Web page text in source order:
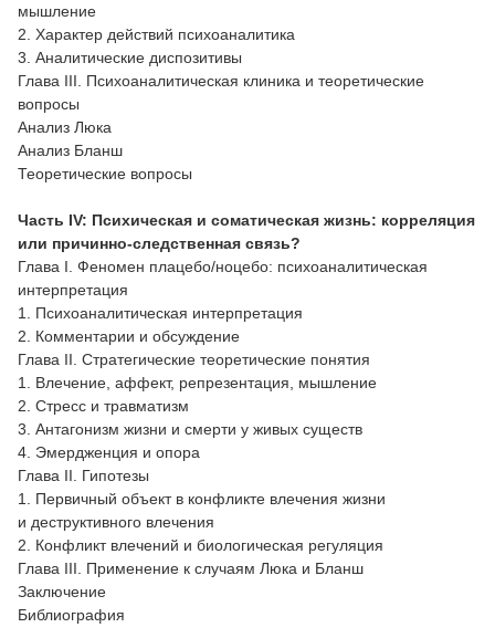
мышление
2. Характер действий психоаналитика
3. Аналитические диспозитивы
Глава III. Психоаналитическая клиника и теоретические
вопросы
Анализ Люка
Анализ Бланш
Теоретические вопросы
Часть IV: Психическая и соматическая жизнь: корреляция
или причинно-следственная связь?
Глава I. Феномен плацебо/ноцебо: психоаналитическая
интерпретация
1. Психоаналитическая интерпретация
2. Комментарии и обсуждение
Глава II. Стратегические теоретические понятия
1. Влечение, аффект, репрезентация, мышление
2. Стресс и травматизм
3. Антагонизм жизни и смерти у живых существ
4. Эмердженция и опора
Глава II. Гипотезы
1. Первичный объект в конфликте влечения жизни
и деструктивного влечения
2. Конфликт влечений и биологическая регуляция
Глава III. Применение к случаям Люка и Бланш
Заключение
Библиография